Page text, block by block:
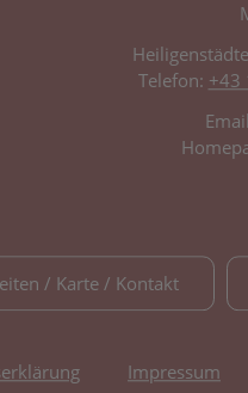
Telefon: +43
/ Karte / Kontakt
Impressum